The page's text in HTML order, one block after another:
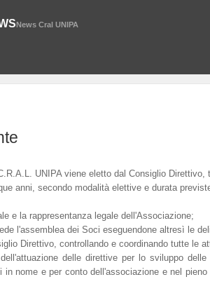
News Cral UNIPA
UNIPA viene eletto dal Consiglio
anni, secondo modalità elettive e durata
e la rappresentanza legale dell'Associazione;
l'assemblea dei Soci eseguendone altresì le
Direttivo, controllando e coordinando tutte le
delle direttive per lo sviluppo
in nome e per conto dell'associazione e nel